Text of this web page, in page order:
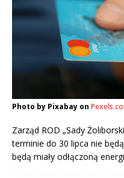
Photo by Pixabay on
Zarząd ROD „Sady
terminie do 30 lipca nie
będą miały odłączoną